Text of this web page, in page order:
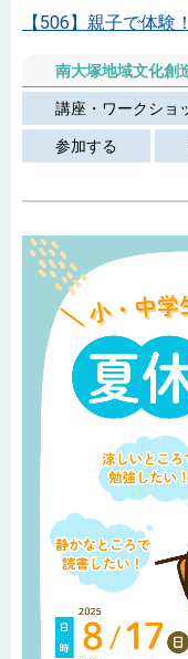
【506】親子で体
南大塚地域文化創
講座・ワークショ
参加する